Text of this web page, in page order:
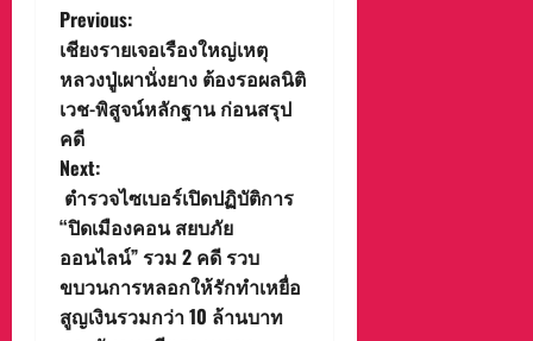
P
o
s
t
n
a
v
Previous:
เชียงรายเจอเรืองใหญ่เหตุ
หลวงปู่เผานั่งยาง ต้องรอผลนิติ
เวช-พิสูจน์หลักฐาน ก่อนสรุป
คดี
Next:
ตำรวจไซเบอร์เปิดปฏิบัติการ
“ปิดเมืองคอน สยบภัย
ออนไลน์” รวม 2 คดี รวบ
ขบวนการหลอกให้รักทำเหยื่อ
สูญเงินรวมกว่า 10 ล้านบาท